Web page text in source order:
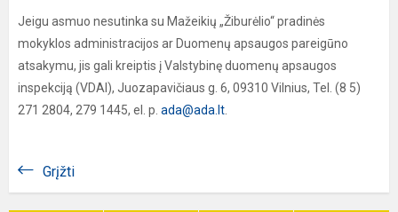
Jeigu asmuo nesutinka su Mažeikių „Žiburėlio“ pradinės
mokyklos administracijos ar Duomenų apsaugos pareigūno
atsakymu, jis gali kreiptis į Valstybinę duomenų apsaugos
inspekciją (VDAI), Juozapavičiaus g. 6, 09310 Vilnius, Tel. (8 5)
271 2804, 279 1445, el. p. ada@ada.lt
Grįžti